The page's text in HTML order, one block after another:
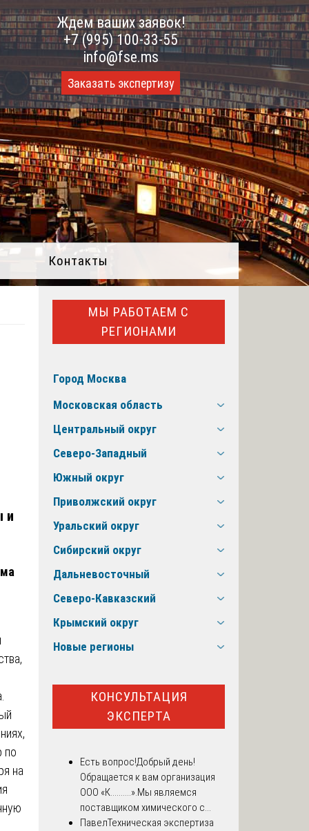
Ждем ваших заявок!
+7 (995) 100-33-55
info@fse.ms
Заказать экспертизу
Контакты
и
по
на
МЫ РАБОТАЕМ С
РЕГИОНАМИ
Город Москва
Московская область
Центральный округ
Северо-Западный
Южный округ
Приволжский округ
Уральский округ
Сибирский округ
Дальневосточный
Северо-Кавказский
Крымский округ
Новые регионы
КОНСУЛЬТАЦИЯ
ЭКСПЕРТА
Есть вопрос!Добрый день!
Обращается к вам организация
ООО «К..........».Мы являемся
поставщиком химического с...
ПавелТехническая экспертиза